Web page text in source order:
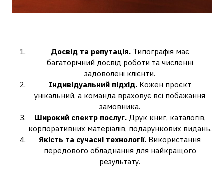
Досвід та репутація.Типографія має
багаторічний досвід роботи та численні
задоволені клієнти.
Індивідуальний підхід.Кожен проєкт
унікальний, а команда враховує всі побажання
замовника.
Широкий спектр послуг.Друк книг, каталогів,
корпоративних матеріалів, подарункових видань.
Якість та сучасні технології. Використання
передового обладнання для найкращого
результату.